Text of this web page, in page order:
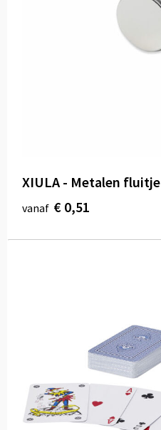
XIULA - Metalen fluitje
vanaf € 0,51